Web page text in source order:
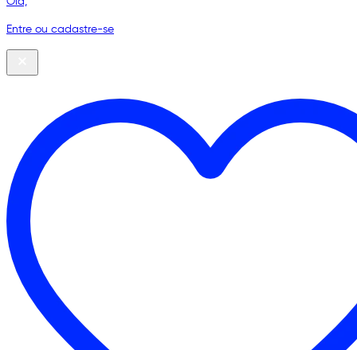
Entre ou cadastre-se